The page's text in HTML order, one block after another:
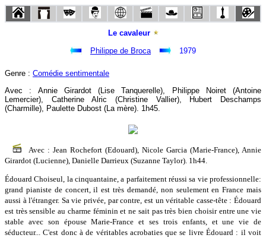
Le cavaleur
Philippe de Broca
1979
Genre : Comédie sentimentale
Avec : Annie Girardot (Lise Tanquerelle), Philippe Noiret (Antoine
Lemercier), Catherine Alric (Christine Vallier), Hubert Deschamps
(Charmille), Paulette Dubost (La mère). 1h45.
Avec : Jean Rochefort (Edouard), Nicole Garcia (Marie-France), Annie
Girardot (Lucienne), Danielle Darrieux (Suzanne Taylor). 1h44.
Édouard Choiseul, la cinquantaine, a parfaitement réussi sa vie professionnelle:
grand pianiste de concert, il est très demandé, non seulement en France mais
aussi à l'étranger. Sa vie privée, par contre, est un véritable casse-tête : Édouard
est très sensible au charme féminin et ne sait pas très bien choisir entre une vie
stable avec son épouse Marie-France et ses trois enfants, et une vie de
séducteur... C'est donc à de véritables acrobaties que se livre Édouard : il voit